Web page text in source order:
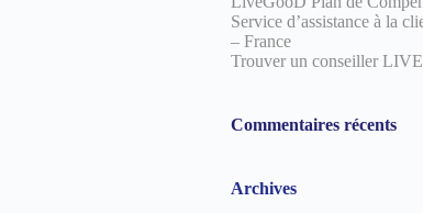
Service d’assistance à la
– France
Trouver un conseiller
Commentaires récents
Archives